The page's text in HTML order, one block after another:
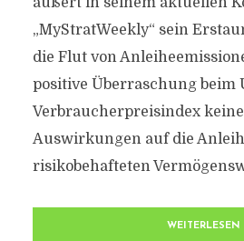
„MyStratWeekly“ sein
die Flut von
positive Überraschung beim
Verbraucherpreisindex
Auswirkungen auf die
risikobehafteten
WEITERLESEN